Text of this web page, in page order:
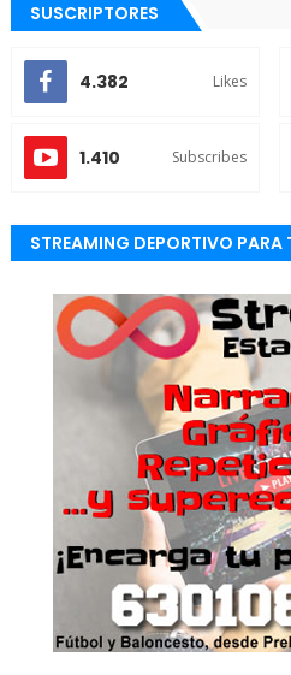
SUSCRIPTORES
4.382 Likes
1.410 Subscribes
STREAMING DEPORTIVO PARA